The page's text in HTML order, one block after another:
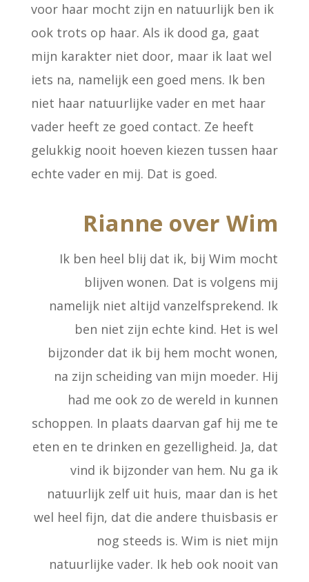
voor haar mocht zijn en natuurlijk ben ik
ook trots op haar. Als ik dood ga, gaat
mijn karakter niet door, maar ik laat wel
iets na, namelijk een goed mens. Ik ben
niet haar natuurlijke vader en met haar
vader heeft ze goed contact. Ze heeft
gelukkig nooit hoeven kiezen tussen haar
echte vader en mij. Dat is goed.
Rianne over Wim
Ik ben heel blij dat ik, bij Wim mocht
blijven wonen. Dat is volgens mij
namelijk niet altijd vanzelfsprekend. Ik
ben niet zijn echte kind. Het is wel
bijzonder dat ik bij hem mocht wonen,
na zijn scheiding van mijn moeder. Hij
had me ook zo de wereld in kunnen
schoppen. In plaats daarvan gaf hij me te
eten en te drinken en gezelligheid. Ja, dat
vind ik bijzonder van hem. Nu ga ik
natuurlijk zelf uit huis, maar dan is het
wel heel fijn, dat die andere thuisbasis er
nog steeds is. Wim is niet mijn
natuurlijke vader. Ik heb ook nooit van